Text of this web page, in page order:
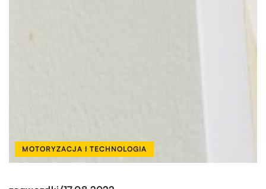
MOTORYZACJA I TECHNOLOGIA